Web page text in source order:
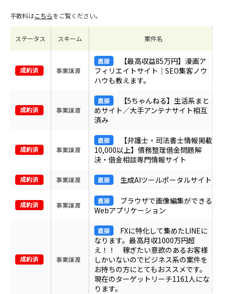
手数料はこちらをご覧ください。
ステータス スキーム 案件名
事業譲渡
【最高収益85万円】漫画ア
フィリエイトサイト｜SEO集客ノウ
ハウも教えます。
事業譲渡
【5ちゃんねる】生活系まと
めサイト／大手アンテナサイト相互
済み
事業譲渡
【弁護士・司法書士情報掲載
10,000以上】債務整理借金問題解
決・借金相談専門情報サイト
事業譲渡 生成AIツールポータルサイト
事業譲渡
ブラウザで画像編集ができる
Webアプリケーション
事業譲渡
FXに特化して集めたLINEに
なります。最高月収1000万円超
え！！ 稼ぎたい意欲のあるお客様
しかいないのでビジネス系の案件を
お持ちの方にとてもおススメです。
現在のターゲットリーチ1161人にな
ります。